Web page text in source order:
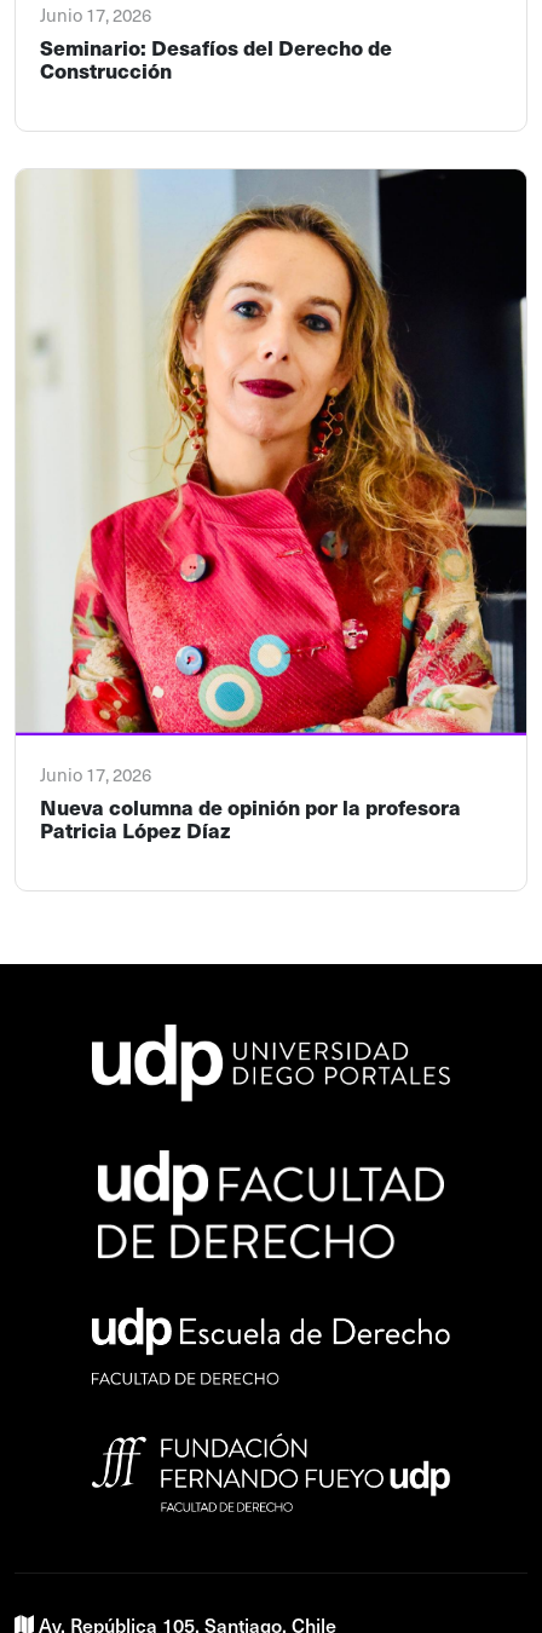
Junio 17, 2026
Seminario: Desafíos del Derecho de
Construcción
Junio 17, 2026
Nueva columna de opinión por la profesora
Patricia López Díaz
Av. República 105, Santiago, Chile